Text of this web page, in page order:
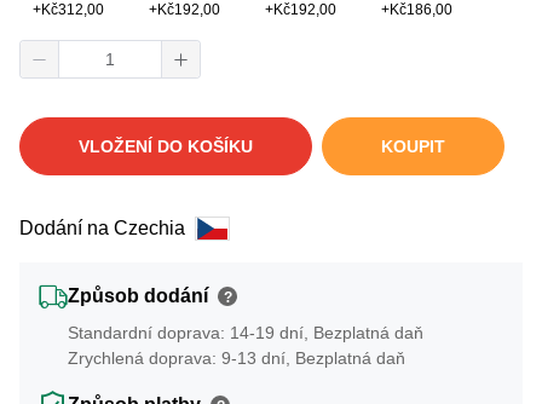
+Kč312,00 +Kč192,00 +Kč192,00 +Kč186,00
VLOŽENÍ DO KOŠÍKU KOUPIT
Dodání na Czechia
Způsob dodání ?
Standardní doprava: 14-19 dní, Bezplatná daň
Zrychlená doprava: 9-13 dní, Bezplatná daň